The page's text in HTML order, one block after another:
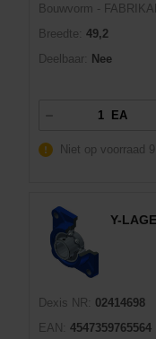
Bouwvorm -
Breedte: 49,2
Deelbaar:
Nee
EA
Niet op voorraad
Y-
Dexis NR:
02414698
EAN:
4547359765564